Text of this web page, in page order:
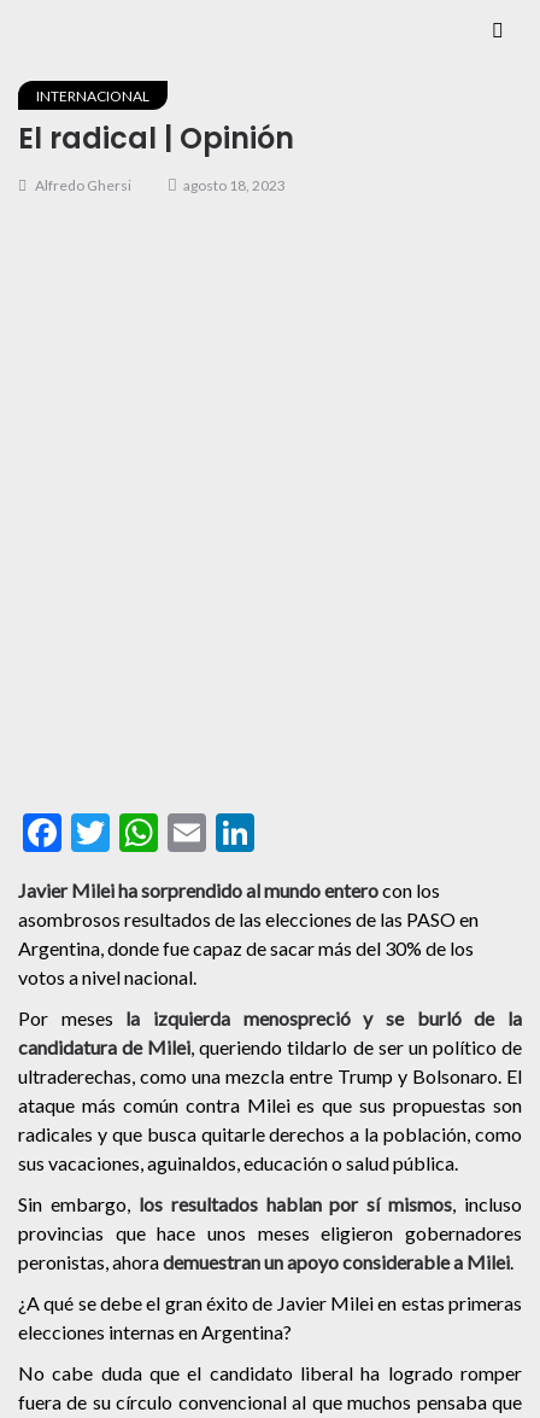
INTERNACIONAL
El radical | Opinión
Alfredo Ghersi agosto 18, 2023
Facebook
Twitter
WhatsApp
Email
Javier Milei ha sorprendido al mundo enterocon los
asombrosos resultados de las elecciones de las PASO en
Argentina, donde fue capaz de sacar más del 30% de los
votos a nivel nacional.
Por meses la izquierda menospreció y se burló de la
candidatura de Milei, queriendo tildarlo de ser un político de
ultraderechas, como una mezcla entre Trump y Bolsonaro. El
ataque más común contra Milei es que sus propuestas son
radicales y que busca quitarle derechos a la población, como
sus vacaciones, aguinaldos, educación o salud pública.
Sin embargo, los resultados hablan por sí mismos, incluso
provincias que hace unos meses eligieron gobernadores
peronistas, ahorademuestran un apoyo considerable a Milei.
¿A qué se debe el gran éxito de Javier Milei en estas primeras
elecciones internas en Argentina?
No cabe duda que el candidato liberal ha logrado romper
fuera de su círculo convencional al que muchos pensaba que